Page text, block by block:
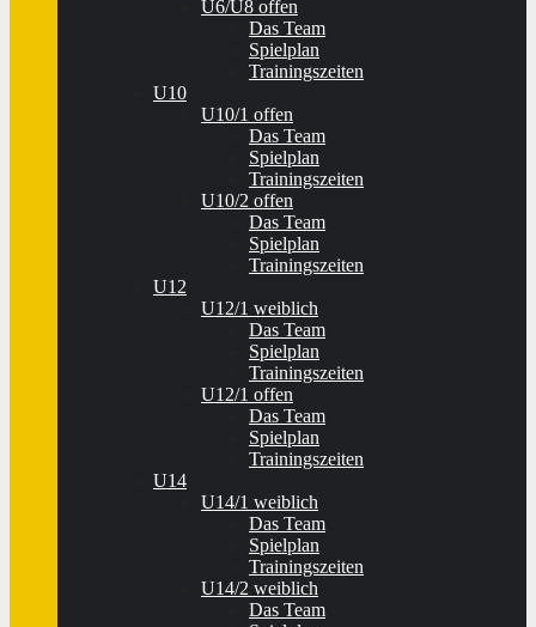
U6/U8 offen
Das Team
Spielplan
Trainingszeiten
U10
U10/1 offen
Das Team
Spielplan
Trainingszeiten
U10/2 offen
Das Team
Spielplan
Trainingszeiten
U12
U12/1 weiblich
Das Team
Spielplan
Trainingszeiten
U12/1 offen
Das Team
Spielplan
Trainingszeiten
U14
U14/1 weiblich
Das Team
Spielplan
Trainingszeiten
U14/2 weiblich
Das Team